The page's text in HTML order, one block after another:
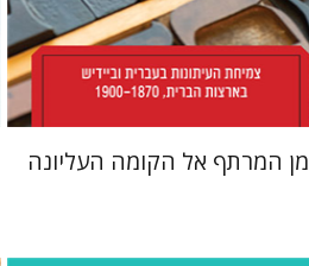
הנחת אתר ספר מודפס
$42
$38
מן המרתף אל הקומה העליונה